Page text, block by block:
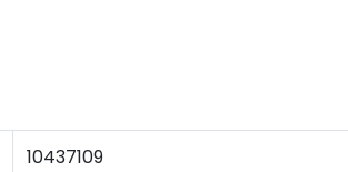
10437109